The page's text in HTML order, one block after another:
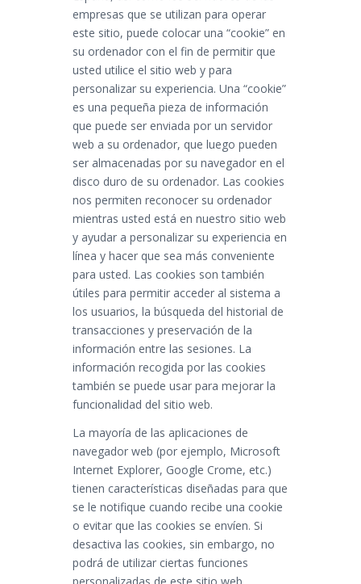
empresas que se utilizan para operar
este sitio, puede colocar una “cookie” en
su ordenador con el fin de permitir que
usted utilice el sitio web y para
personalizar su experiencia. Una “cookie”
es una pequeña pieza de información
que puede ser enviada por un servidor
web a su ordenador, que luego pueden
ser almacenadas por su navegador en el
disco duro de su ordenador. Las cookies
nos permiten reconocer su ordenador
mientras usted está en nuestro sitio web
y ayudar a personalizar su experiencia en
línea y hacer que sea más conveniente
para usted. Las cookies son también
útiles para permitir acceder al sistema a
los usuarios, la búsqueda del historial de
transacciones y preservación de la
información entre las sesiones. La
información recogida por las cookies
también se puede usar para mejorar la
funcionalidad del sitio web.
La mayoría de las aplicaciones de
navegador web (por ejemplo, Microsoft
Internet Explorer, Google Crome, etc.)
tienen características diseñadas para que
se le notifique cuando recibe una cookie
o evitar que las cookies se envíen. Si
desactiva las cookies, sin embargo, no
podrá de utilizar ciertas funciones